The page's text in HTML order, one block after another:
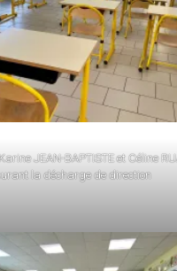
JEAN-BAPTISTE et Céline
la décharge de direction